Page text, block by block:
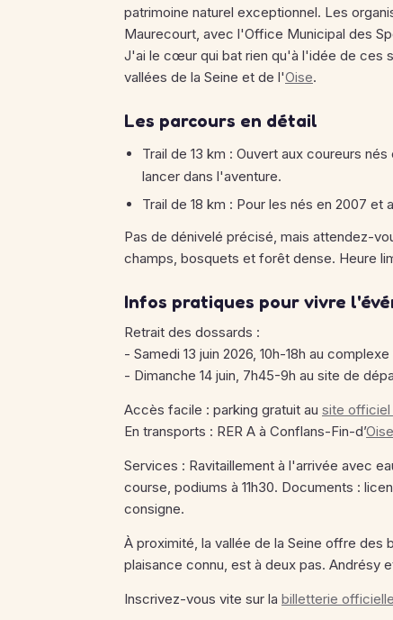
patrimoine naturel exceptionnel. Les
Maurecourt, avec l'Office Municipal des
J'ai le cœur qui bat rien qu'à l'idée de ces
vallées de la Seine et de l'Oise.
Les parcours en détail
Trail de 13 km : Ouvert aux coureurs
lancer dans l'aventure.
Trail de 18 km : Pour les nés en 2007 et
Pas de dénivelé précisé, mais attendez-
champs, bosquets et forêt dense. Heure
Infos pratiques pour vivre
Retrait des dossards :
- Samedi 13 juin 2026, 10h-18h au
- Dimanche 14 juin, 7h45-9h au site de
Accès facile : parking gratuit au site officiel
En transports : RER A à Conflans-Fin-d’Oise
Services : Ravitaillement à l'arrivée avec
course, podiums à 11h30. Documents :
consigne.
À proximité, la vallée de la Seine offre des
plaisance connu, est à deux pas. Andrésy
Inscrivez-vous vite sur la billetterie